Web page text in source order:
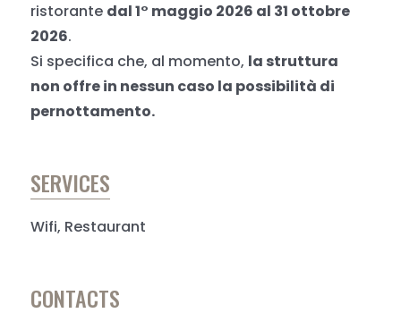
ristorante dal 1° maggio 2026 al 31 ottobre
2026.
Si specifica che, al momento, la struttura
non offre in nessun caso la possibilità di
pernottamento.
SERVICES
Wifi, Restaurant
CONTACTS